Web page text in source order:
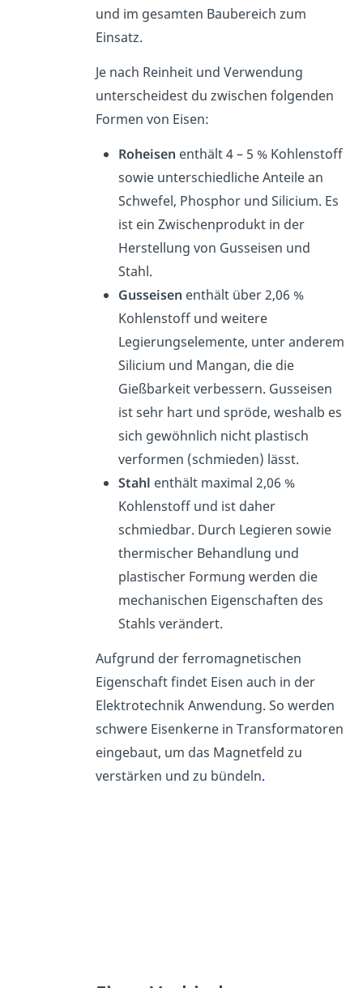
und im gesamten Baubereich zum
Einsatz.
Je nach Reinheit und Verwendung
unterscheidest du zwischen folgenden
Formen von Eisen:
Roheisen enthält 4 – 5 % Kohlenstoff
sowie unterschiedliche Anteile an
Schwefel, Phosphor und Silicium. Es
ist ein Zwischenprodukt in der
Herstellung von Gusseisen und
Stahl.
Gusseisen enthält über 2,06 %
Kohlenstoff und weitere
Legierungselemente, unter anderem
Silicium und Mangan, die die
Gießbarkeit verbessern. Gusseisen
ist sehr hart und spröde, weshalb es
sich gewöhnlich nicht plastisch
verformen (schmieden) lässt.
Stahl enthält maximal 2,06 %
Kohlenstoff und ist daher
schmiedbar. Durch Legieren sowie
thermischer Behandlung und
plastischer Formung werden die
mechanischen Eigenschaften des
Stahls verändert.
Aufgrund der ferromagnetischen
Eigenschaft findet Eisen auch in der
Elektrotechnik Anwendung. So werden
schwere Eisenkerne in Transformatoren
eingebaut, um das Magnetfeld zu
verstärken und zu bündeln.